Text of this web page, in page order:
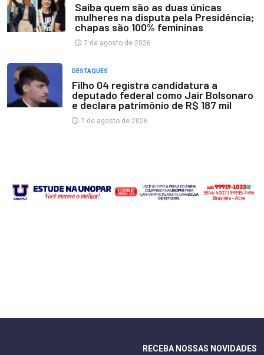
Saiba quem são as duas únicas
mulheres na disputa pela Presidência;
chapas são 100% femininas
7 de agosto de 2026
DESTAQUES
Filho 04 registra candidatura a
deputado federal como Jair Bolsonaro
e declara patrimônio de R$ 187 mil
7 de agosto de 2026
RECEBA NOSSAS NOVIDADES